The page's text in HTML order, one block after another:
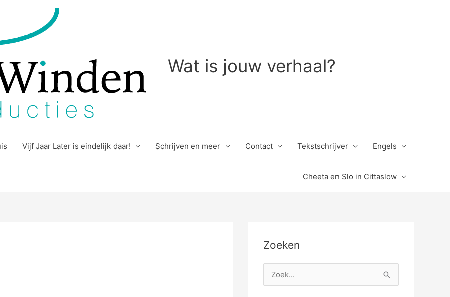
Wat is jouw verhaal?
Vijf Jaar Later is eindelijk daar! Schrijven en meer Contact Tekstschrijver Engels
Cheeta en Slo in Cittaslow
Zoeken
o